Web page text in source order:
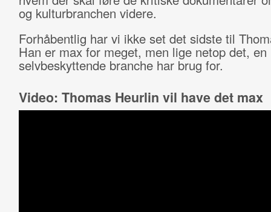
og kulturbranchen videre.
Forhåbentlig har vi ikke set det sidste til
Han er max for meget, men lige netop det, en
selvbeskyttende branche har brug for.
Video: Thomas Heurlin vil have det max